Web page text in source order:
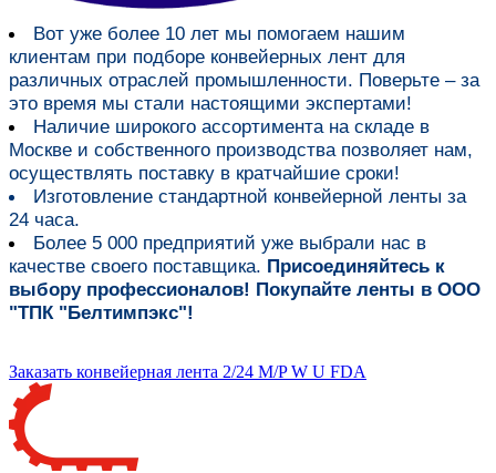
Вот уже более 10 лет мы помогаем нашим
клиентам при подборе конвейерных лент для
различных отраслей промышленности. Поверьте – за
это время мы стали настоящими экспертами!
Наличие широкого ассортимента на складе в
Москве и собственного производства позволяет нам,
осуществлять поставку в кратчайшие сроки!
Изготовление стандартной конвейерной ленты за
24 часа.
Более 5 000 предприятий уже выбрали нас в
качестве своего поставщика. Присоединяйтесь к
выбору профессионалов! Покупайте ленты в ООО
"ТПК "Белтимпэкс"!
Заказать конвейерная лента 2/24 M/P W U FDA